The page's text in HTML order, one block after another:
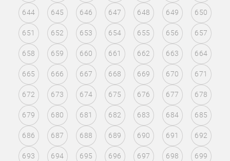
644 645 646 647 648 649 650
651 652 653 654 655 656 657
658 659 660 661 662 663 664
665 666 667 668 669 670 671
672 673 674 675 676 677 678
679 680 681 682 683 684 685
686 687 688 689 690 691 692
693 694 695 696 697 698 699